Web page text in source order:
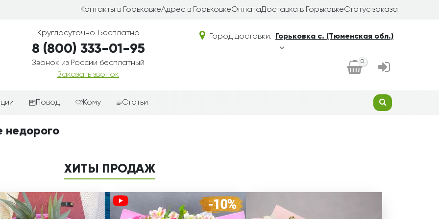
Контакты в ГорьковкеАдрес в ГорьковкеОплатаДоставка в ГорьковкеСтатус заказа
Круглосуточно. Бесплатно
8 (800) 333-01-95
Звонок из России бесплатный
Заказать звонок
Город доставки: Горьковка с. (Тюменская обл.)
0
корзины
Повод
цветам
День рождения
Любовь
Просто так
Кому
Мужчине
Папе
Статьи
недорого
ХИТЫ ПРОДАЖ